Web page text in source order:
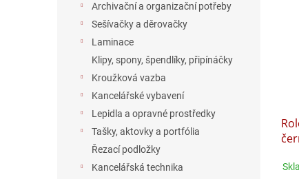
Archivační a organizační potřeby
Sešívačky a děrovačky
Laminace
Klipy, spony, špendlíky, připínáčky
Kroužková vazba
Kancelářské vybavení
Lepidla a opravné prostředky
Tašky, aktovky a portfólia
Řezací podložky
Kancelářská technika